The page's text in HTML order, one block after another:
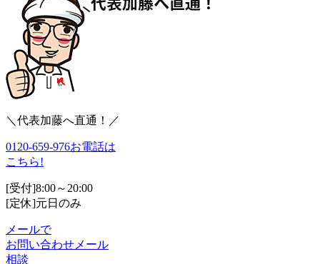
＼代表加藤へ直通！／
0120-659-976お電話は
こちら!
[受付]8:00～20:00
[定休]元日のみ
メールで
お問い合わせ メール
相談